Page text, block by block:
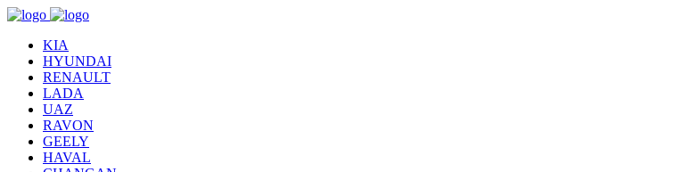
KIA
HYUNDAI
RENAULT
LADA
UAZ
RAVON
GEELY
HAVAL